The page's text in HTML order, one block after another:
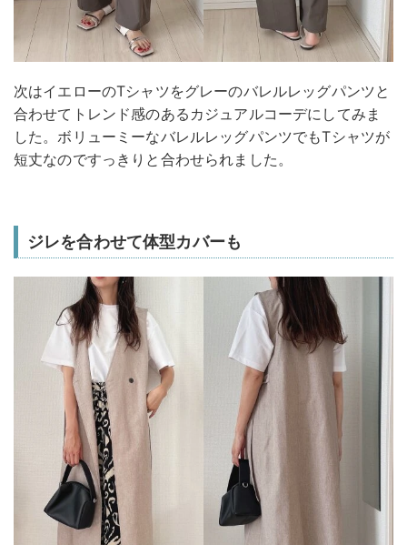
次はイエローのTシャツをグレーのバレルレッグパンツと
合わせてトレンド感のあるカジュアルコーデにしてみま
した。ボリューミーなバレルレッグパンツでもTシャツが
短丈なのですっきりと合わせられました。
ジレを合わせて体型カバーも